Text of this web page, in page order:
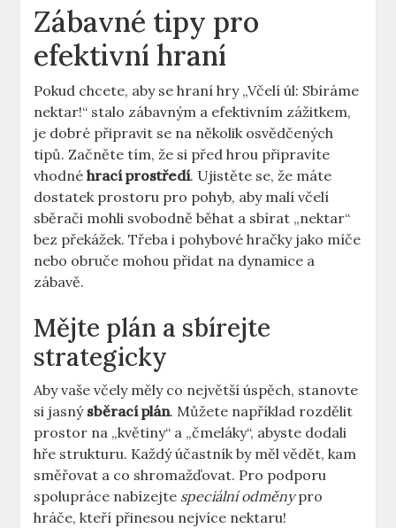
Zábavné tipy pro
efektivní hraní
Pokud chcete, aby se hraní hry „Včelí úl: Sbíráme
nektar!“ stalo zábavným a efektivním zážitkem,
je dobré připravit se na několik osvědčených
tipů. Začněte tím, že si před hrou připravíte
vhodnéhrací prostředí. Ujistěte se, že máte
dostatek prostoru pro pohyb, aby malí včelí
sběrači mohli svobodně běhat a sbírat „nektar“
bez překážek. Třeba i pohybové hračky jako míče
nebo obruče mohou přidat na dynamice a
zábavě.
Mějte plán a sbírejte
strategicky
Aby vaše včely měly co největší úspěch, stanovte
si jasný sběrací plán. Můžete například rozdělit
prostor na „květiny“ a „čmeláky“, abyste dodali
hře strukturu. Každý účastník by měl vědět, kam
směřovat a co shromažďovat. Pro podporu
spolupráce nabízejte speciální odměnypro
hráče, kteří přinesou nejvíce nektaru!